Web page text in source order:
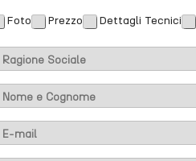
Foto Prezzo Dettagli Tecnici